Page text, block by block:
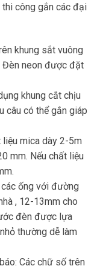
công gắn các đại
khung sắt vuông
Đèn neon được đặt
khung cắt chịu
câu có thể gắn giáp
liệu mica dày 2-5m
mm. Nếu chất liệu
ống với đường
, 12-13mm cho
đèn được lựa
thường dễ làm
Các chữ số trên